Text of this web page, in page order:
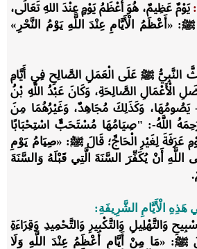
يَوْمٌ عَظِيمٌ، هُوَ أَعْظَمُ يَوْمٍ عِنْدَ اللهِ تَعَالَى،
ﷺ: « أَعْظَمُ الْأَيَّامِ عِنْدَ اللَّهِ يَوْمُ النَّحْرِ »
النَّبِيُّ ﷺ عَلَى الْعَمَلِ الصَّالِحِ فِي أَيَّامِ
الْأَعْمَالِ الصَّالِحَةِ، وَكَانَ عَبْدُ اللَّهِ بْنُ
يَصُومُهَا، وَكَذَلِكَ مُجَاهِدٌ، وَغَيْرُهُمَا مِنَ
رَحِمَهُ اللَّهُ-: "صِيَامُهَا مُسْتَحَبٌّ اسْتِحْبَابًا
عَرَفَةَ لِغَيْرِ الْحَاجِّ؛ قَالَ ﷺ: «صِيَامُ يَوْمِ
أَنْ يُكَفِّرَ السَّنَةَ الَّتِي قَبْلَهُ وَالسَّنَةَ
هَذِهِ الْأَيَّامِ الشَّرِيفَةِ:
وَالتَّهْلِيلِ وَالتَّكْبِيرِ وَالتَّحْمِيدِ وَقِرَاءَةِ
ﷺ: «مَا مِنْ أَيَّامٍ أَعْظَمُ عِنْدَ اللَّهِ وَلَا